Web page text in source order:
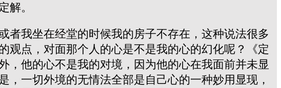
解。
者我坐在经堂的时候我的房子不存在，这种说法很多
观点，对面那个人的心是不是我的心的幻化呢？《定
，他的心不是我的对境，因为他的心在我面前并未显
一切外境的无情法全部是自己心的一种妙用显现，